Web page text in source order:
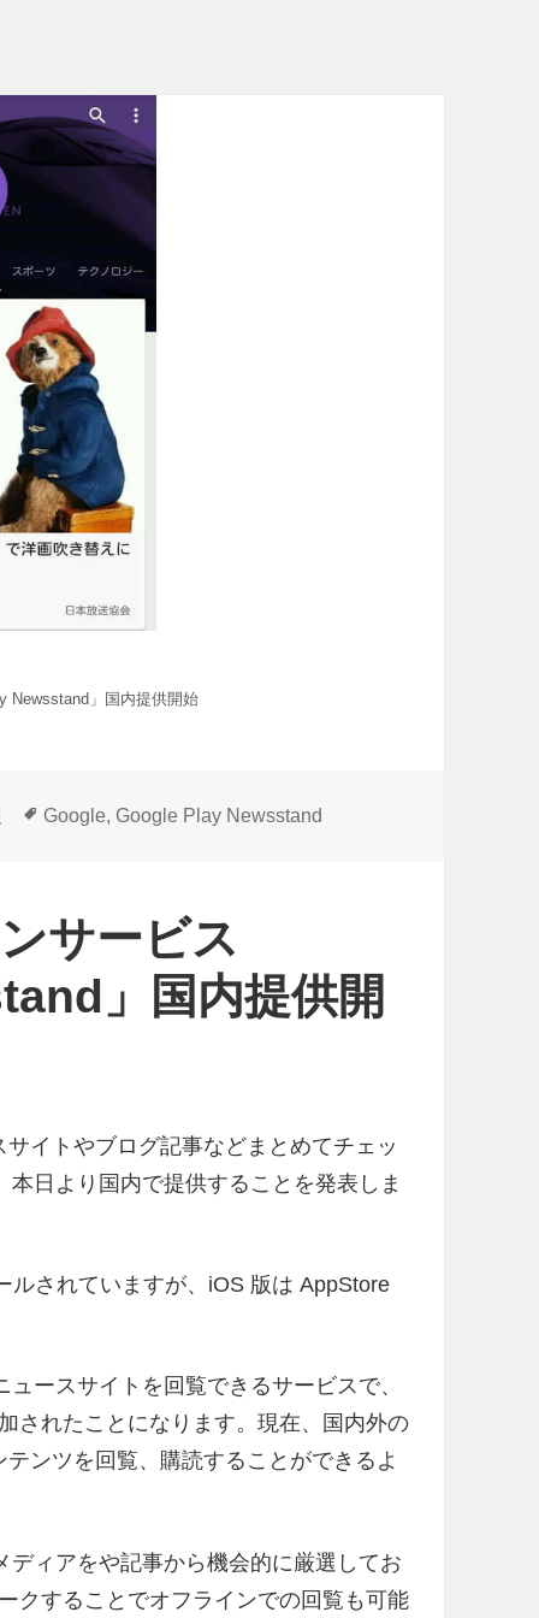
Newsstand」国内提供開始
タ
Google, Google Play Newsstand
サービス
」国内提供開
イトやブログ記事などまとめてチェッ
日より国内で提供することを発表しま
ルされていますが、iOS 版は AppStore
ースサイトを回覧できるサービスで、
されたことになります。現在、国内外の
ンツを回覧、購読することができるよ
ディアをや記事から機会的に厳選してお
クすることでオフラインでの回覧も可能